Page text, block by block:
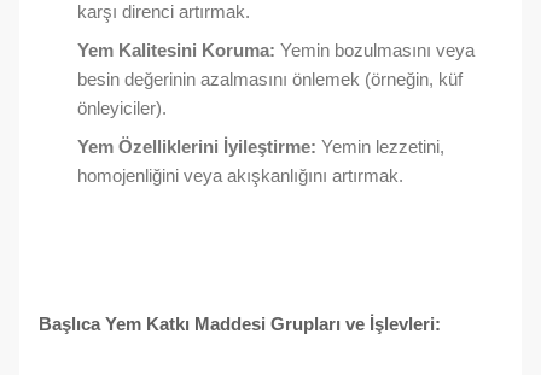
karşı direnci artırmak.
Yem Kalitesini Koruma: Yemin bozulmasını veya
besin değerinin azalmasını önlemek (örneğin, küf
önleyiciler).
Yem Özelliklerini İyileştirme: Yemin lezzetini,
homojenliğini veya akışkanlığını artırmak.
Başlıca Yem Katkı Maddesi Grupları ve İşlevleri: